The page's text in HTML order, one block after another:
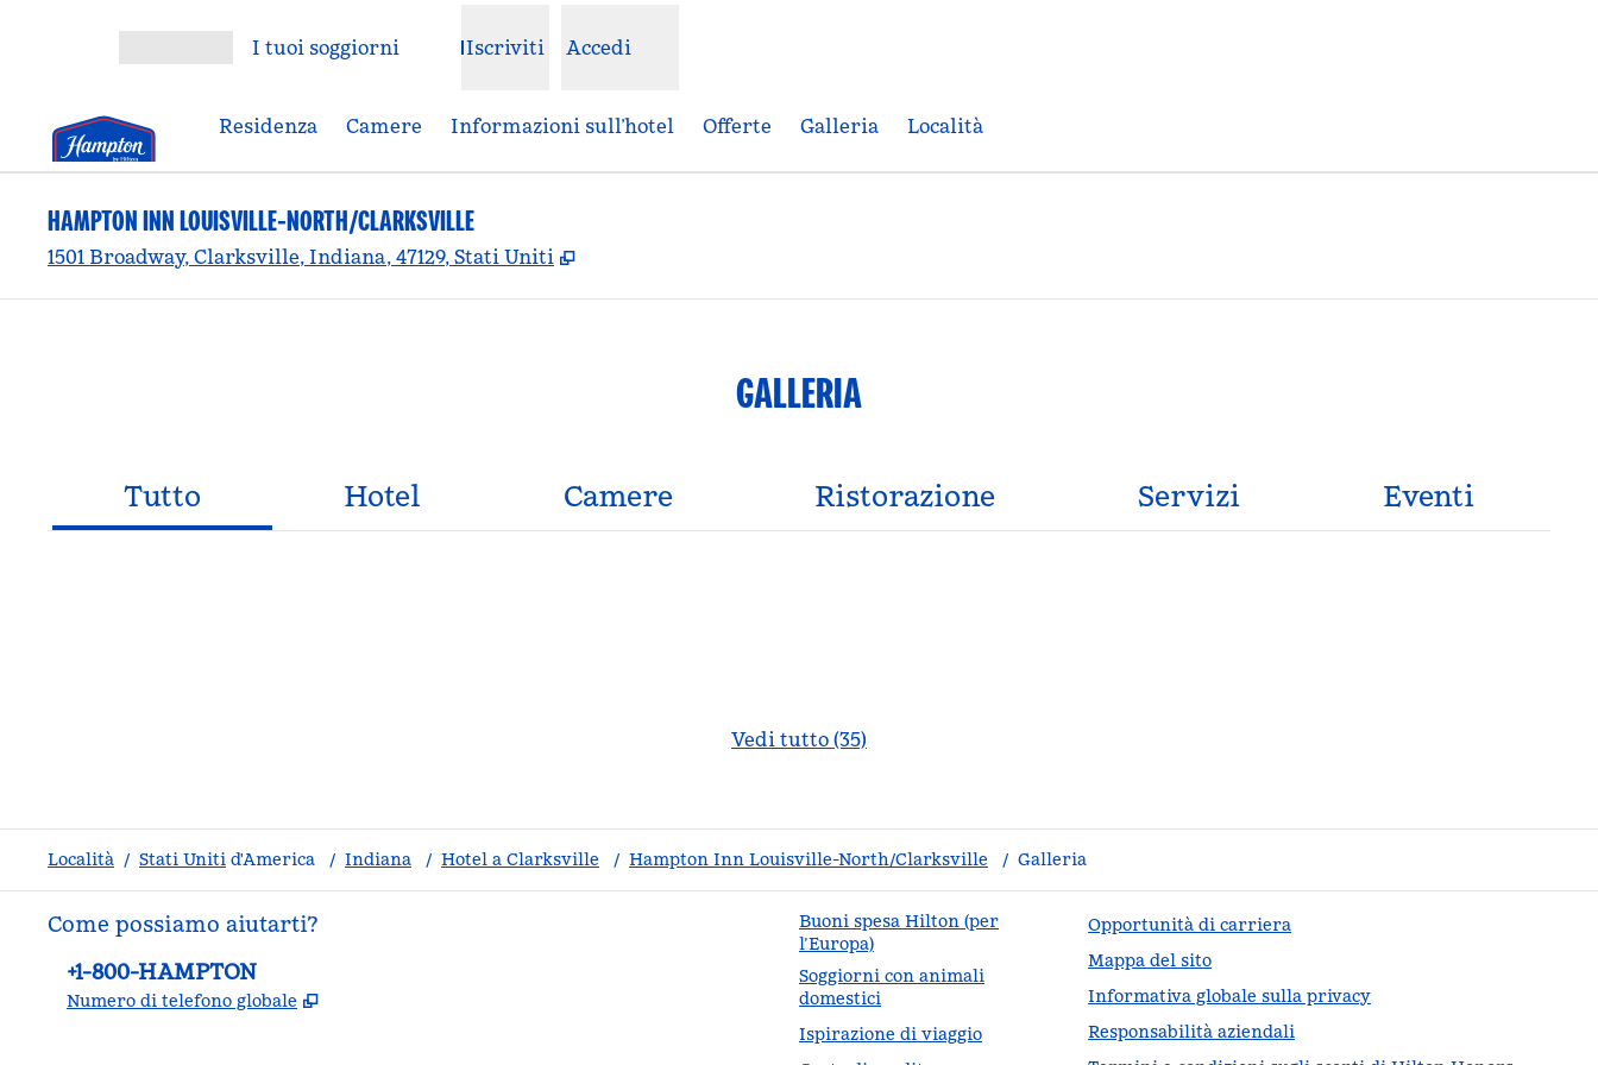
I tuoi soggiorni Iscriviti Accedi
Residenza Camere Informazioni sull’hotel Offerte Galleria Località
HAMPTON INN LOUISVILLE-NORTH/CLARKSVILLE
1501 Broadway, Clarksville, Indiana, 47129, Stati Uniti ,
GALLERIA
Tutto Hotel Camere Ristorazione Servizi Eventi
Vedi tutto (35)
Località / Stati Uniti d'America / Indiana / Hotel a Clarksville / Hampton Inn Louisville-North/Clarksville / Galleria
Come possiamo aiutarti?
Telefono:
+1-800-HAMPTON
Numero di telefono globale ,
Buoni spesa Hilton (per
l’Europa)
Soggiorni con animali
domestici
Ispirazione di viaggio
Opportunità di carriera
Mappa del sito
Informativa globale sulla privacy
Responsabilità aziendali